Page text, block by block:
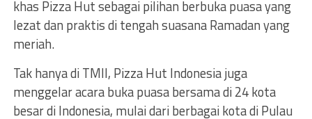
khas Pizza Hut sebagai pilihan berbuka puasa yang
lezat dan praktis di tengah suasana Ramadan yang
meriah.
Tak hanya di TMII, Pizza Hut Indonesia juga
menggelar acara buka puasa bersama di 24 kota
besar di Indonesia, mulai dari berbagai kota di Pulau